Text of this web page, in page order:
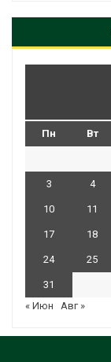
Пн Вт
3 4
10 11
17 18
24 25
31
« Июн
Авг »